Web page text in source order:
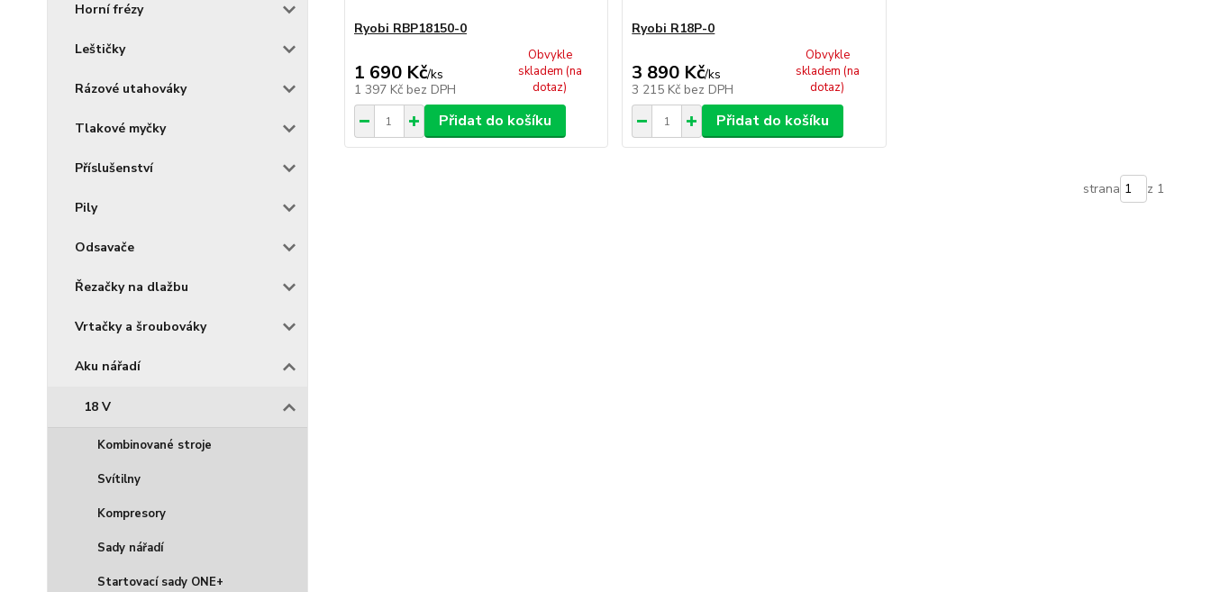
Horní frézy
Leštičky
Rázové utahováky
Tlakové myčky
Příslušenství
Pily
Odsavače
Řezačky na dlažbu
Vrtačky a šroubováky
Aku nářadí
18 V
Kombinované stroje
Svítilny
Kompresory
Sady nářadí
Startovací sady ONE+
Ryobi RBP18150-0
1 690 Kč/ks
1 397 Kč bez DPH
Obvykle
skladem (na
dotaz)
Přidat do košíku
Ryobi R18P-0
3 890 Kč/ks
3 215 Kč bez DPH
Obvykle
skladem (na
dotaz)
Přidat do košíku
strana z 1